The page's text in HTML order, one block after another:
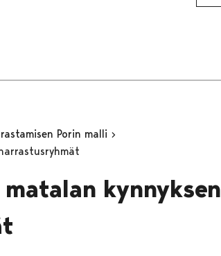
Porin malli
kynnyksen